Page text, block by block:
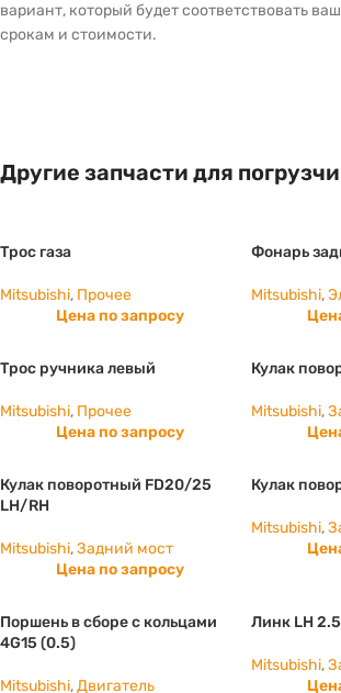
вариант, который будет соответствовать
срокам и стоимости.
Другие запчасти для
Трос газа
Mitsubishi, Прочее
Цена по запросу
Фонарь
Mitsubishi,
Трос ручника левый
Mitsubishi, Прочее
Цена по запросу
Кулак
Mitsubishi,
Кулак поворотный FD20/25
LH/RH
Mitsubishi,Задний мост
Цена по запросу
Кулак
Mitsubishi,
Поршень в сборе с кольцами
4G15 (0.5)
Mitsubishi,Двигатель
Линк LH
Mitsubishi,